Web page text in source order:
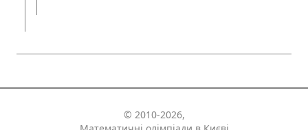
© 2010-2026,